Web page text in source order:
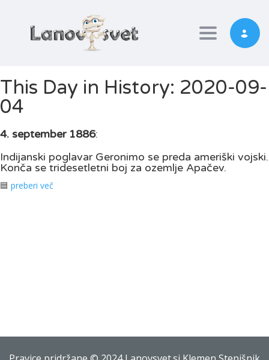
Toggle
This Day in History: 2020-09-
04
4. september 1886:
Indijanski poglavar Geronimo se preda ameriški vojski.
Konča se tridesetletni boj za ozemlje Apačev.
🟦 preberi več